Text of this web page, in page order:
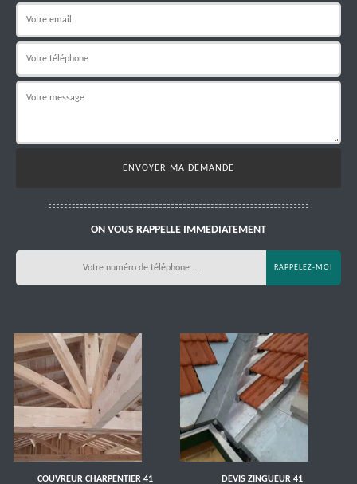
ON VOUS RAPPELLE IMMEDIATEMENT
COUVREUR CHARPENTIER 41 DEVIS ZINGUEUR 41